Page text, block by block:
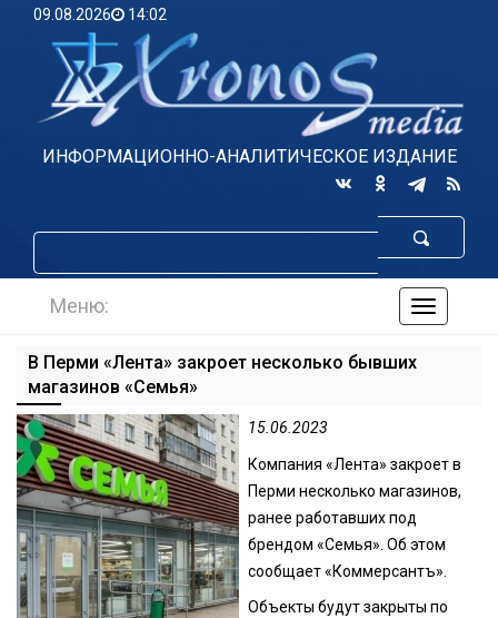
09.08.2026 14:02
ИНФОРМАЦИОННО-АНАЛИТИЧЕСКОЕ ИЗДАНИЕ
по
Меню:
В Перми «Лента» закроет несколько бывших
магазинов «Семья»
15.06.2023
Компания «Лента» закроет в
Перми несколько магазинов,
ранее работавших под
брендом «Семья». Об этом
сообщает «Коммерсантъ».
Объекты будут закрыты по